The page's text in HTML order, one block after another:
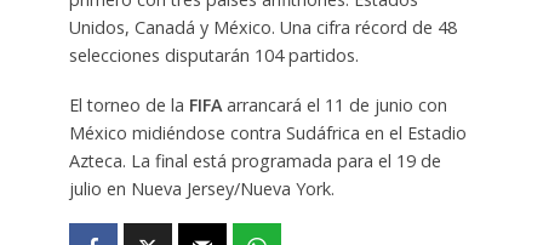
Unidos, Canadá y México. Una cifra récord de 48
selecciones disputarán 104 partidos.
El torneo de la FIFA arrancará el 11 de junio con
México midiéndose contra Sudáfrica en el Estadio
Azteca. La final está programada para el 19 de
julio en Nueva Jersey/Nueva York.